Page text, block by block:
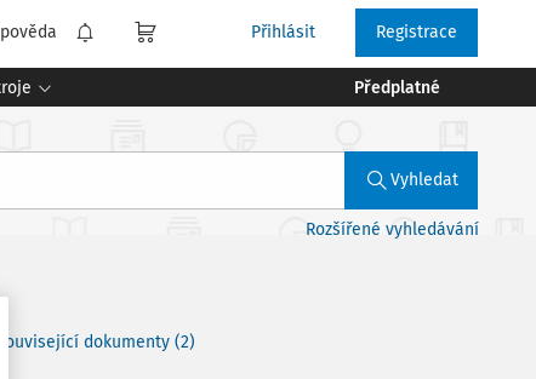
Přihlásit Registrace
Předplatné
Vyhledat
Rozšířené vyhledávání
Související dokumenty (2)